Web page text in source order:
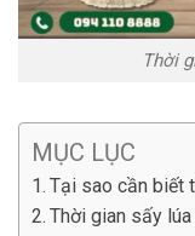
Thời
MỤC LỤC
Tại sao cần biết
Thời gian sấy